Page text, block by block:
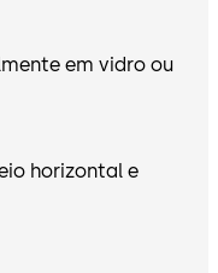
em vidro ou
horizontal e